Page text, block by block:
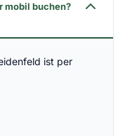
mobil buchen?
ist per